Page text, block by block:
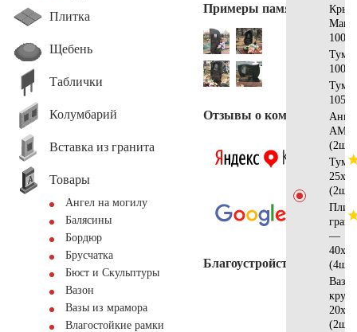
Плитка
Щебень
Таблички
Колумбарий
Вставка из гранита
Товары
Ангел на могилу
Балясины
Бордюр
Брусчатка
Бюст и Скульптуры
Вазон
Вазы из мрамора
Влагостойкие рамки
Примеры памятников
Отзывы о компании
Благоустройство
(2шт)
(2шт)
—
(4шт)
Ваза
(2шт)